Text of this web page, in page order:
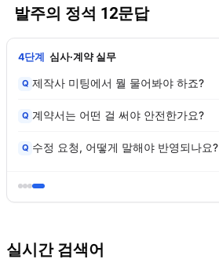
발주의 정석 12문답
4단계 심사·계약 실무
Q 제작사 미팅에서 뭘 물어봐야 하죠?
Q 계약서는 어떤 걸 써야 안전한가요?
Q 수정 요청, 어떻게 말해야 반영되나요?
실시간 검색어